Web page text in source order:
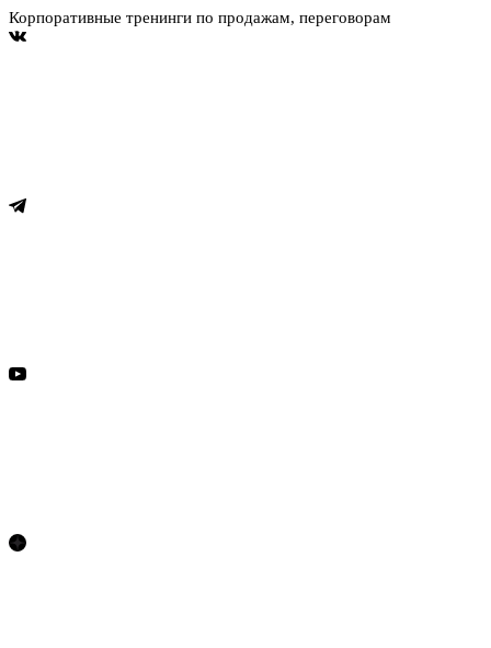
Корпоративные тренинги по продажам, переговорам